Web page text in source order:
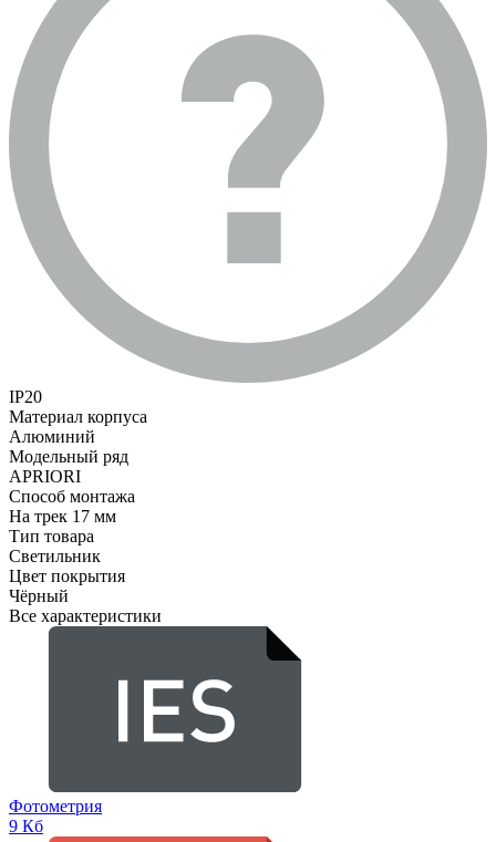
IP20
Материал корпуса
Алюминий
Модельный ряд
APRIORI
Способ монтажа
На трек 17 мм
Тип товара
Светильник
Цвет покрытия
Чёрный
Все характеристики
Фотометрия
9 Кб